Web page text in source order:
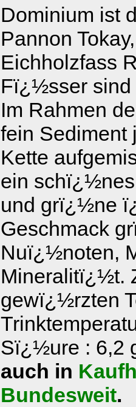
Dominium ist
Pannon
Eichholzfass
Fï¿½sser sind
Im Rahmen
fein Sediment
Kette
ein
und grï¿½ne
Geschmack
Nuï¿½noten,
Mineralitï¿½t.
gewï¿½rzten
Sï¿½ure : 6,2
auch in
Bundesweit.